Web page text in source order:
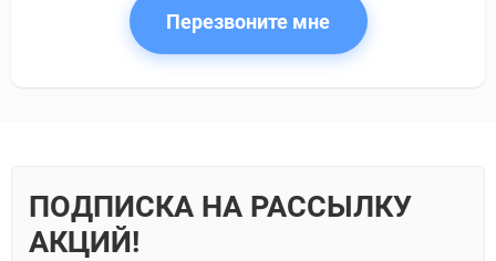
Перезвоните мне
ПОДПИСКА НА РАССЫЛКУ
АКЦИЙ!